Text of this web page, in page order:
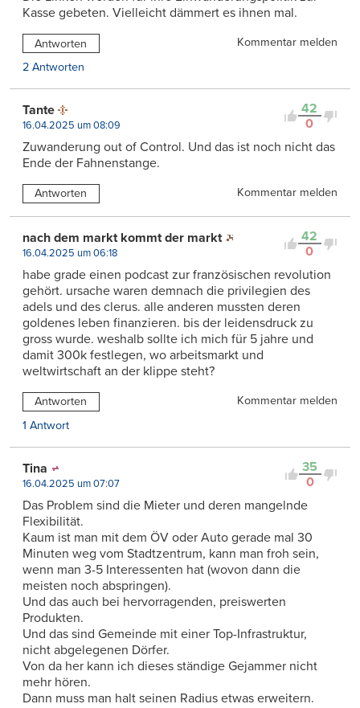
Kasse gebeten. Vielleicht dämmert es ihnen mal.
Antworten
Kommentar melden
2 Antworten
42
0
Tante
16.04.2025 um 08:09
Zuwanderung out of Control. Und das ist noch nicht das
Ende der Fahnenstange.
Antworten Kommentar melden
42
0
nach dem markt kommt der markt
16.04.2025 um 06:18
habe grade einen podcast zur französischen revolution
gehört. ursache waren demnach die privilegien des
adels und des clerus. alle anderen mussten deren
goldenes leben finanzieren. bis der leidensdruck zu
gross wurde. weshalb sollte ich mich für 5 jahre und
damit 300k festlegen, wo arbeitsmarkt und
weltwirtschaft an der klippe steht?
Antworten
Kommentar melden
1 Antwort
35
0
Tina
16.04.2025 um 07:07
Das Problem sind die Mieter und deren mangelnde
Flexibilität.
Kaum ist man mit dem ÖV oder Auto gerade mal 30
Minuten weg vom Stadtzentrum, kann man froh sein,
wenn man 3-5 Interessenten hat (wovon dann die
meisten noch abspringen).
Und das auch bei hervorragenden, preiswerten
Produkten.
Und das sind Gemeinde mit einer Top-Infrastruktur,
nicht abgelegenen Dörfer.
Von da her kann ich dieses ständige Gejammer nicht
mehr hören.
Dann muss man halt seinen Radius etwas erweitern.